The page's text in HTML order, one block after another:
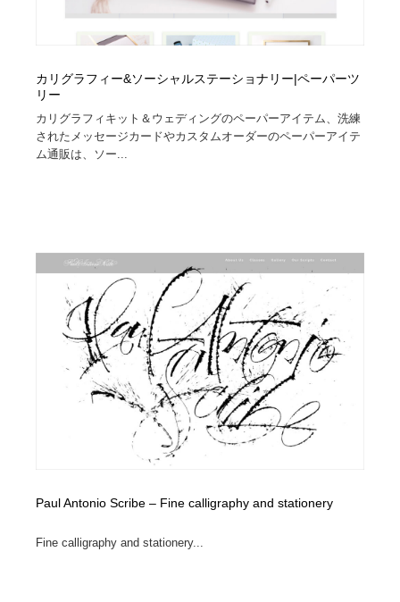
カリグラフィー&ソーシャルステーショナリー|ペーパーツ
リー
カリグラフィキット＆ウェディングのペーパーアイテム、洗練
されたメッセージカードやカスタムオーダーのペーパーアイテ
ム通販は、ソー...
Paul Antonio Scribe – Fine calligraphy and stationery
Fine calligraphy and stationery...